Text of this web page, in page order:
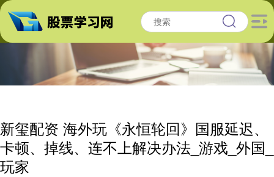
新玺配资 海外玩《永恒轮回》国服延迟、
卡顿、掉线、连不上解决办法_游戏_外国_
玩家